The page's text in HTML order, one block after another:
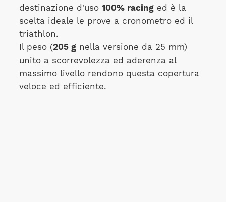
destinazione d'uso 100% racinged è la
scelta ideale le prove a cronometro ed il
triathlon.
Il peso (205 gnella versione da 25 mm)
unito a scorrevolezza ed aderenza al
massimo livello rendono questa copertura
veloce ed efficiente.